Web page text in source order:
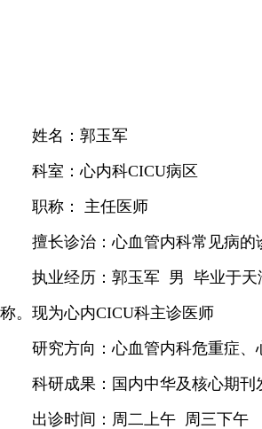
姓名：郭玉军
科室：心内科CICU病区
职称： 主任医师
擅长诊治：心血管内科常见病的
执业经历：郭玉军 男 毕业于天津
称。现为心内CICU科主诊医师
研究方向：心血管内科危重症、
科研成果：国内中华及核心期刊
出诊时间：周二上午 周三下午